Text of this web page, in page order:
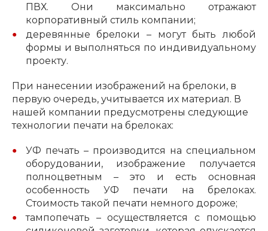
ПВХ. Они максимально отражают
корпоративный стиль компании;
деревянные брелоки – могут быть любой
формы и выполняться по индивидуальному
проекту.
При нанесении изображений на брелоки, в
первую очередь, учитывается их материал. В
нашей компании предусмотрены следующие
технологии печати на брелоках:
УФ печать – производится на специальном
оборудовании, изображение получается
полноцветным – это и есть основная
особенность УФ печати на брелоках.
Стоимость такой печати немного дороже;
тампопечать – осуществляется с помощью